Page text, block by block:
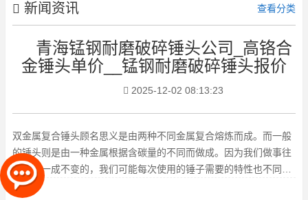
新闻资讯 查看分类
青海锰钢耐磨破碎锤头公司_高铬合
金锤头单价__锰钢耐磨破碎锤头报价
2025-12-02 08:13:23
双金属复合锤头顾名思义是由两种不同金属复合熔炼而成。而一般
的锤头则是由一种金属根据含碳量的不同而做成。因为我们做事往
往不是一成不变的，我们可能每次使用的锤子需要的特性也不同如
抗磨损性、强度、延展性和断